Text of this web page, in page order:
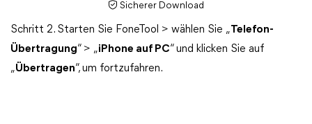
Sicherer Download
Schritt 2. Starten Sie FoneTool > wählen Sie „Telefon-
Übertragung“ > „iPhone auf PC“ und klicken Sie auf
„Übertragen“, um fortzufahren.